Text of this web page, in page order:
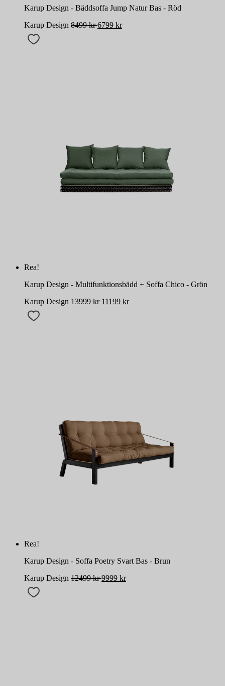
Karup Design - Bäddsoffa Jump Natur Bas - Röd
Karup Design 8499kr 6799 kr
Rea!
Karup Design - Multifunktionsbädd + Soffa Chico - Grön
Karup Design 13999kr 11199 kr
Rea!
Karup Design - Soffa Poetry Svart Bas - Brun
Karup Design 12499kr 9999 kr